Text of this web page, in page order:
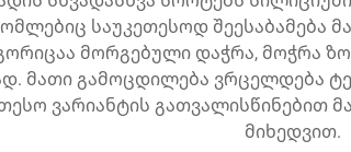
საუკეთესოდ შეესაბამება
მორგებული დაჭრა, მოჭრა
მათი გამოცდილება ვრცელდება
ვარიანტის გათვალისწინებით
მიხედვით.